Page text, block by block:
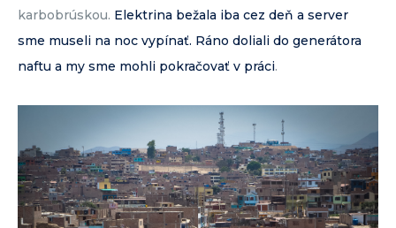
karbobrúskou. Elektrina bežala iba cez deň a server
sme museli na noc vypínať. Ráno doliali do generátora
naftu a my sme mohli pokračovať v práci.